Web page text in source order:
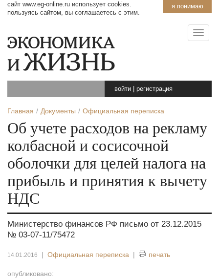
я понимаю
сайт www.eg-online.ru использует cookies.
пользуясь сайтом, вы соглашаетесь с этим.
войти регистрация
Главная Документы Официальная переписка
Об учете расходов на рекламу
колбасной и сосисочной
оболочки для целей налога на
прибыль и принятия к вычету
НДС
Министерство финансов РФ письмо от 23.12.2015
№ 03-07-11/75472
14.01.2016 | Официальная переписка | печать
опубликовано: